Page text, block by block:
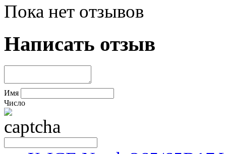
Пока нет отзывов
Написать отзыв
Имя
Число